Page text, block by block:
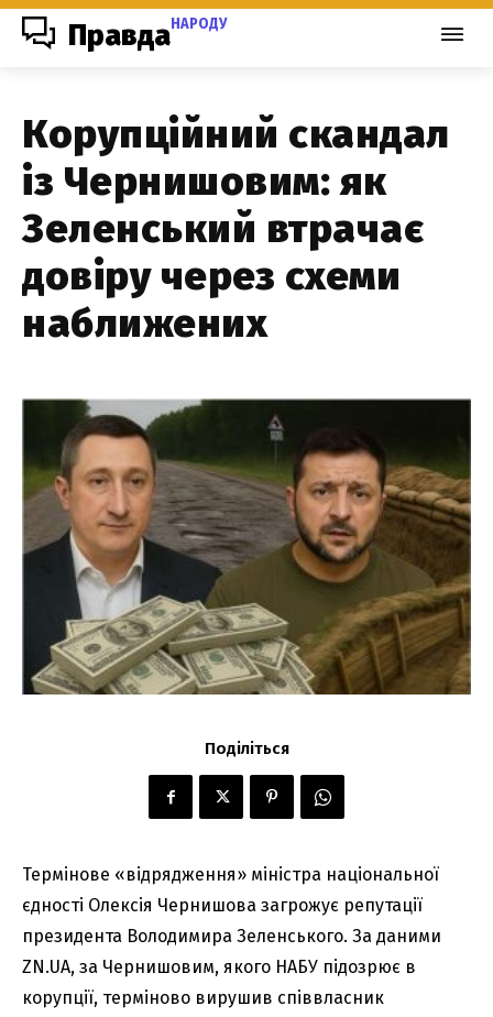
ПравдаНАРОДУ
Корупційний скандал
із Чернишовим: як
Зеленський втрачає
довіру через схеми
наближених
Поділіться
Термінове «відрядження» міністра національної
єдності Олексія Чернишова загрожує репутації
президента Володимира Зеленського. За даними
ZN.UA, за Чернишовим, якого НАБУ підозрює в
корупції, терміново вирушив співвласник